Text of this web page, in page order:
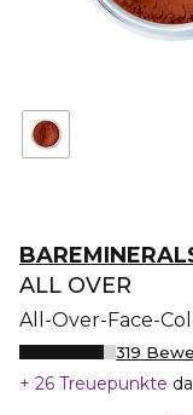
ALL OVER
All-Over-Face-
319
26 Treuepunkte